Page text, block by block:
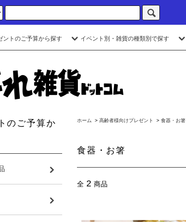
ントのご予算から探す イベント別・雑貨の種類別で探す
ホーム > 高齢者様向けプレゼント > 食器・お箸
食器・お箸
全 2 商品
のご予算か